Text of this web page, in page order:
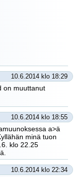
10.6.2014 klo 18:29
on muuttanut
10.6.2014 klo 18:55
a>ä
minä tuon
klo 22.25
10.6.2014 klo 22:34